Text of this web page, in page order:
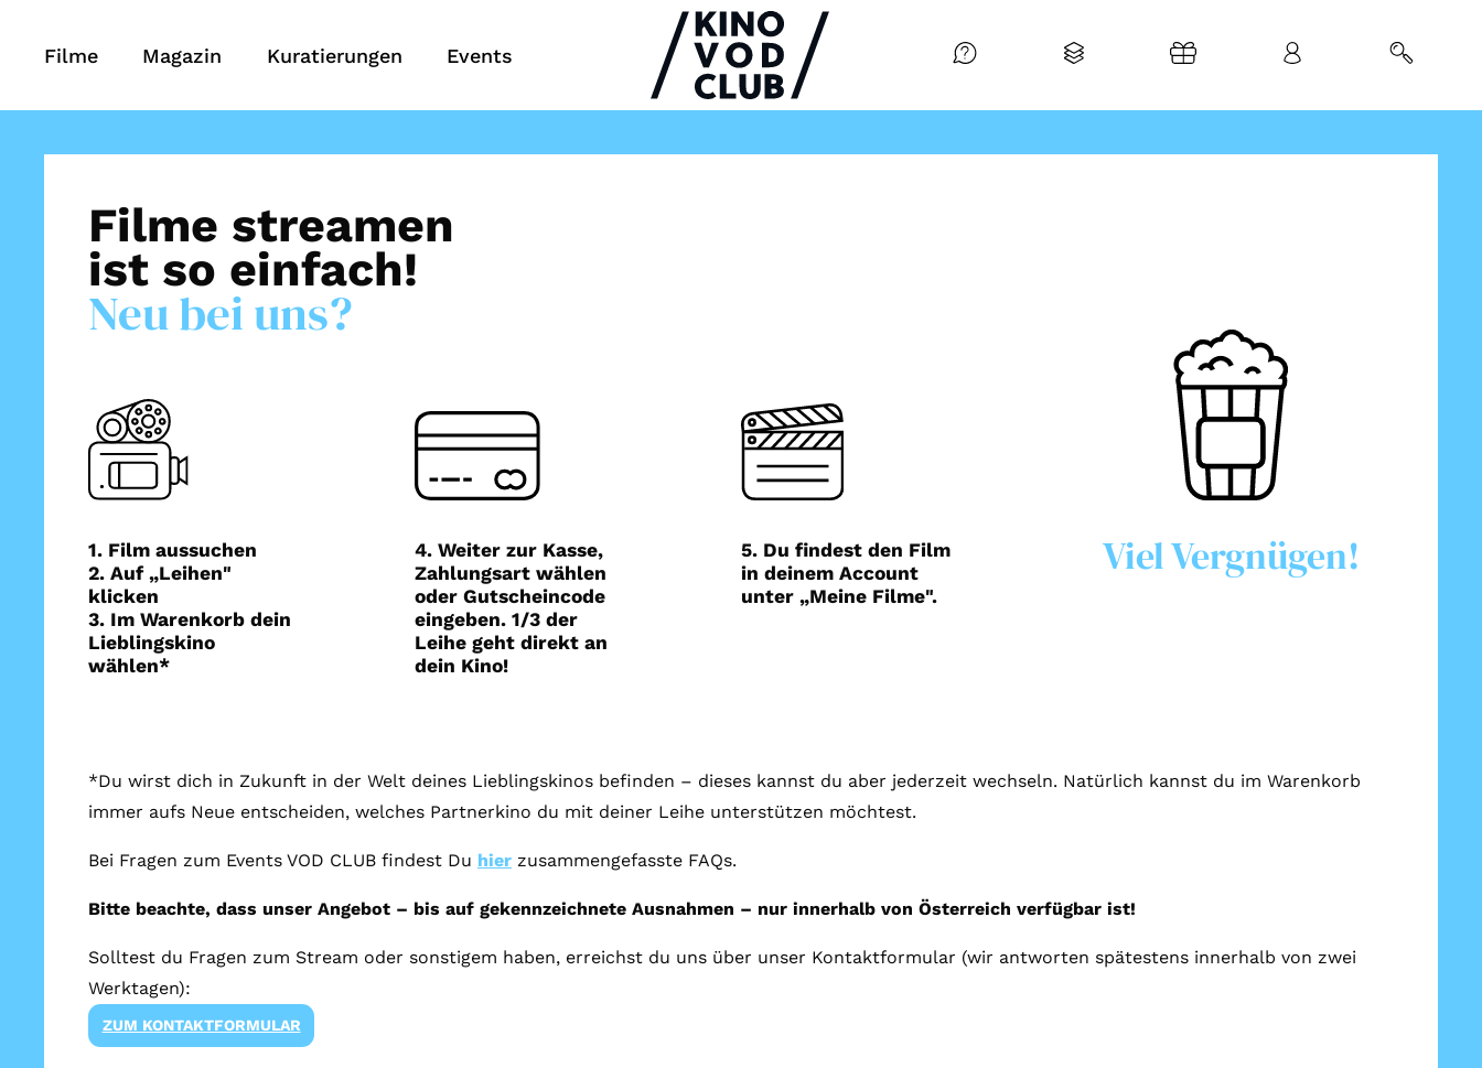
Filmpakete
Gutscheine
& Filmpässe
Account
Suche
Filme Magazin Kuratierungen Events
Filme streamen
ist so einfach!
Neu bei uns?
1. Film aussuchen
2. Auf „Leihen"
klicken
3. Im Warenkorb dein
Lieblingskino
wählen*
4. Weiter zur Kasse,
Zahlungsart wählen
oder Gutscheincode
eingeben. 1/3 der
Leihe geht direkt an
dein Kino!
5. Du findest den Film
in deinem Account
unter „Meine Filme".
Viel Vergnügen!
*Du wirst dich in Zukunft in der Welt deines Lieblingskinos befinden – dieses kannst du aber jederzeit wechseln. Natürlich kannst du im Warenkorb
immer aufs Neue entscheiden, welches Partnerkino du mit deiner Leihe unterstützen möchtest.
Bei Fragen zum Events VOD CLUB findest Du hier zusammengefasste FAQs.
Bitte beachte, dass unser Angebot – bis auf gekennzeichnete Ausnahmen – nur innerhalb von Österreich verfügbar ist!
Solltest du Fragen zum Stream oder sonstigem haben, erreichst du uns über unser Kontaktformular (wir antworten spätestens innerhalb von zwei
Werktagen):
ZUM KONTAKTFORMULAR